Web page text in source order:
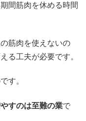
間筋肉を休める時間
筋肉を使えないの
る工夫が必要です。
す。
すのは至難の業で